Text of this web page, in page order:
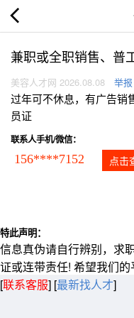
兼职或全职销售、普
美容人才网 2026.08.08 举报
过年可不休息，有广告销
员证
联系人手机/微信：
156****7152 点击
特此声明：
信息真伪请自行辨别，求
证或连带责任! 希望我们的
[联系客服] [最新找人才]